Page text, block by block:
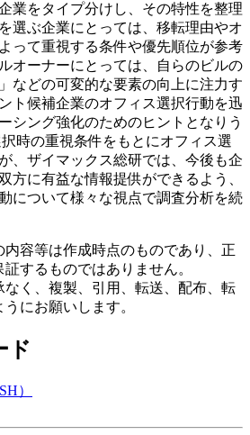
業をタイプ分けし、その特性を整理
選ぶ企業にとっては、移転理由やオ
って重視する条件や優先順位が参考
オーナーにとっては、自らのビルの
などの可変的な要素の向上に注力す
ト候補企業のオフィス選択行動を迅
シング強化のためのヒントとなりう
時の重視条件をもとにオフィス選
、ザイマックス総研では、今後も企
方に有益な情報提供ができるよう、
について様々な視点で調査分析を続
内容等は作成時点のものであり、正
するものではありません。
なく、複製、引用、転送、配布、転
にお願いします。
ド
）